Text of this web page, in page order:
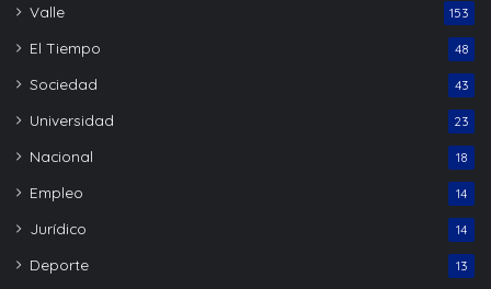
Valle 153
El Tiempo 48
Sociedad 43
Universidad 23
Nacional 18
Empleo 14
Jurídico 14
Deporte 13